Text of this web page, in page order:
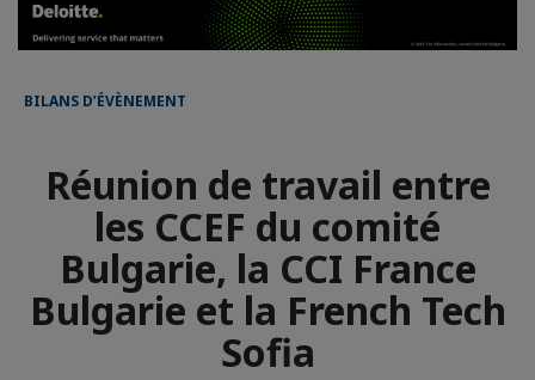
BILANS D’ÉVÈNEMENT
Réunion de travail entre
les CCEF du comité
Bulgarie, la CCI France
Bulgarie et la French Tech
Sofia